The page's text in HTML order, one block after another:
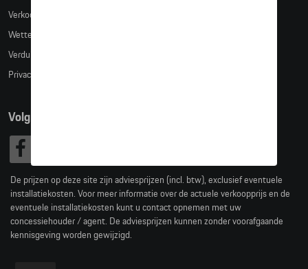
Verkoopsvoorwaarden
Wettelijke bepalingen
Verduidelijking kledingmaten
Privacybeleid
Volg Ons
De prijzen op deze site zijn adviesprijzen (incl. btw), exclusief eventuele
installatiekosten. Voor meer informatie over de actuele verkoopprijs en de
eventuele installatiekosten kunt u contact opnemen met uw
concessiehouder / agent. De adviesprijzen kunnen zonder voorafgaande
kennisgeving worden gewijzigd.